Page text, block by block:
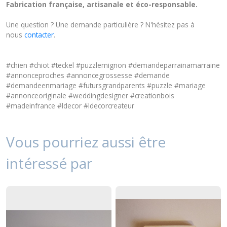
Fabrication française, artisanale et éco-responsable.
Une question ? Une demande particulière ? N'hésitez pas à
nous contacter.
#chien #chiot #teckel #puzzlemignon #demandeparrainamarraine
#annonceproches #annoncegrossesse #demande
#demandeenmariage #futursgrandparents #puzzle #mariage
#annonceoriginale #weddingdesigner #creationbois
#madeinfrance #ldecor #ldecorcreateur
Vous pourriez aussi être
intéressé par